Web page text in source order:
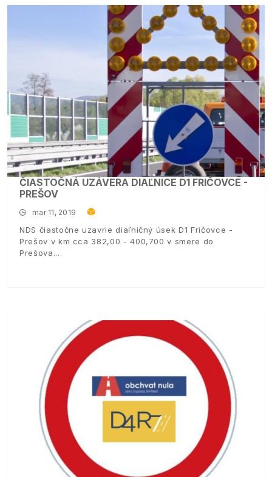
ČIASTOČNÁ UZÁVERA DIAĽNICE D1 FRIČOVCE -
PREŠOV
mar 11, 2019
NDS čiastočne uzavrie diaľničný úsek D1 Fričovce -
Prešov v km cca 382,00 - 400,700 v smere do
Prešova.